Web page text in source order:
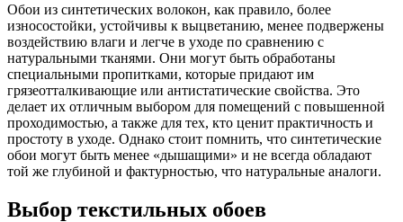
Обои из синтетических волокон, как правило, более
износостойки, устойчивы к выцветанию, менее подвержены
воздействию влаги и легче в уходе по сравнению с
натуральными тканями. Они могут быть обработаны
специальными пропитками, которые придают им
грязеотталкивающие или антистатические свойства. Это
делает их отличным выбором для помещений с повышенной
проходимостью, а также для тех, кто ценит практичность и
простоту в уходе. Однако стоит помнить, что синтетические
обои могут быть менее «дышащими» и не всегда обладают
той же глубиной и фактурностью, что натуральные аналоги.
Выбор текстильных обоев